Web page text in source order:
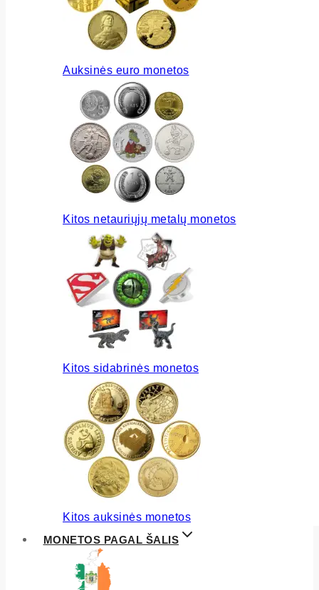
Auksinės euro monetos
Kitos netauriųjų metalų monetos
Kitos sidabrinės monetos
Kitos auksinės monetos
MONETOS PAGAL ŠALIS